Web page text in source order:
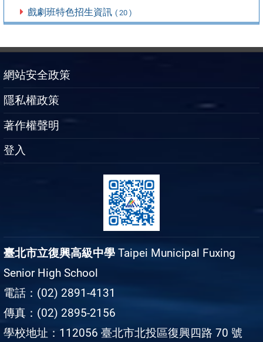
戲劇班特色招生資訊 ( 20 )
網站安全政策
隱私權政策
著作權聲明
登入
臺北市立復興高級中學 Taipei Municipal Fuxing
Senior High School
電話：(02) 2891-4131
傳真：(02) 2895-2156
學校地址：112056 臺北市北投區復興四路 70 號